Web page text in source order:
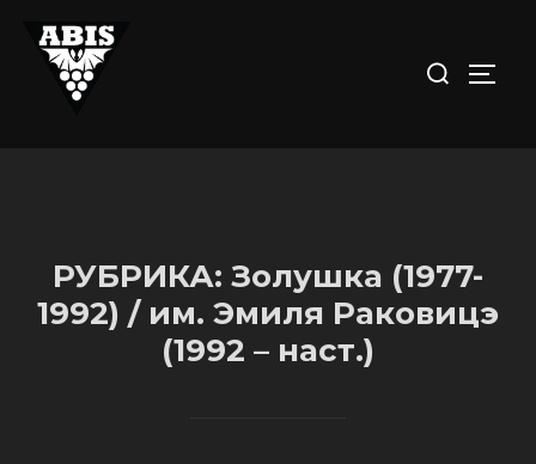
содержимому
РУБРИКА: Золушка (1977-
1992) / им. Эмиля Раковицэ
(1992 – наст.)